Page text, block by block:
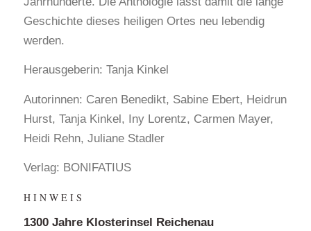
Geschichte dieses heiligen Ortes neu lebendig
werden.
Herausgeberin: Tanja Kinkel
Autorinnen: Caren Benedikt, Sabine Ebert, Heidrun
Hurst, Tanja Kinkel, Iny Lorentz, Carmen Mayer,
Heidi Rehn, Juliane Stadler
Verlag: BONIFATIUS
H I N W E I S
1300 Jahre Klosterinsel Reichenau